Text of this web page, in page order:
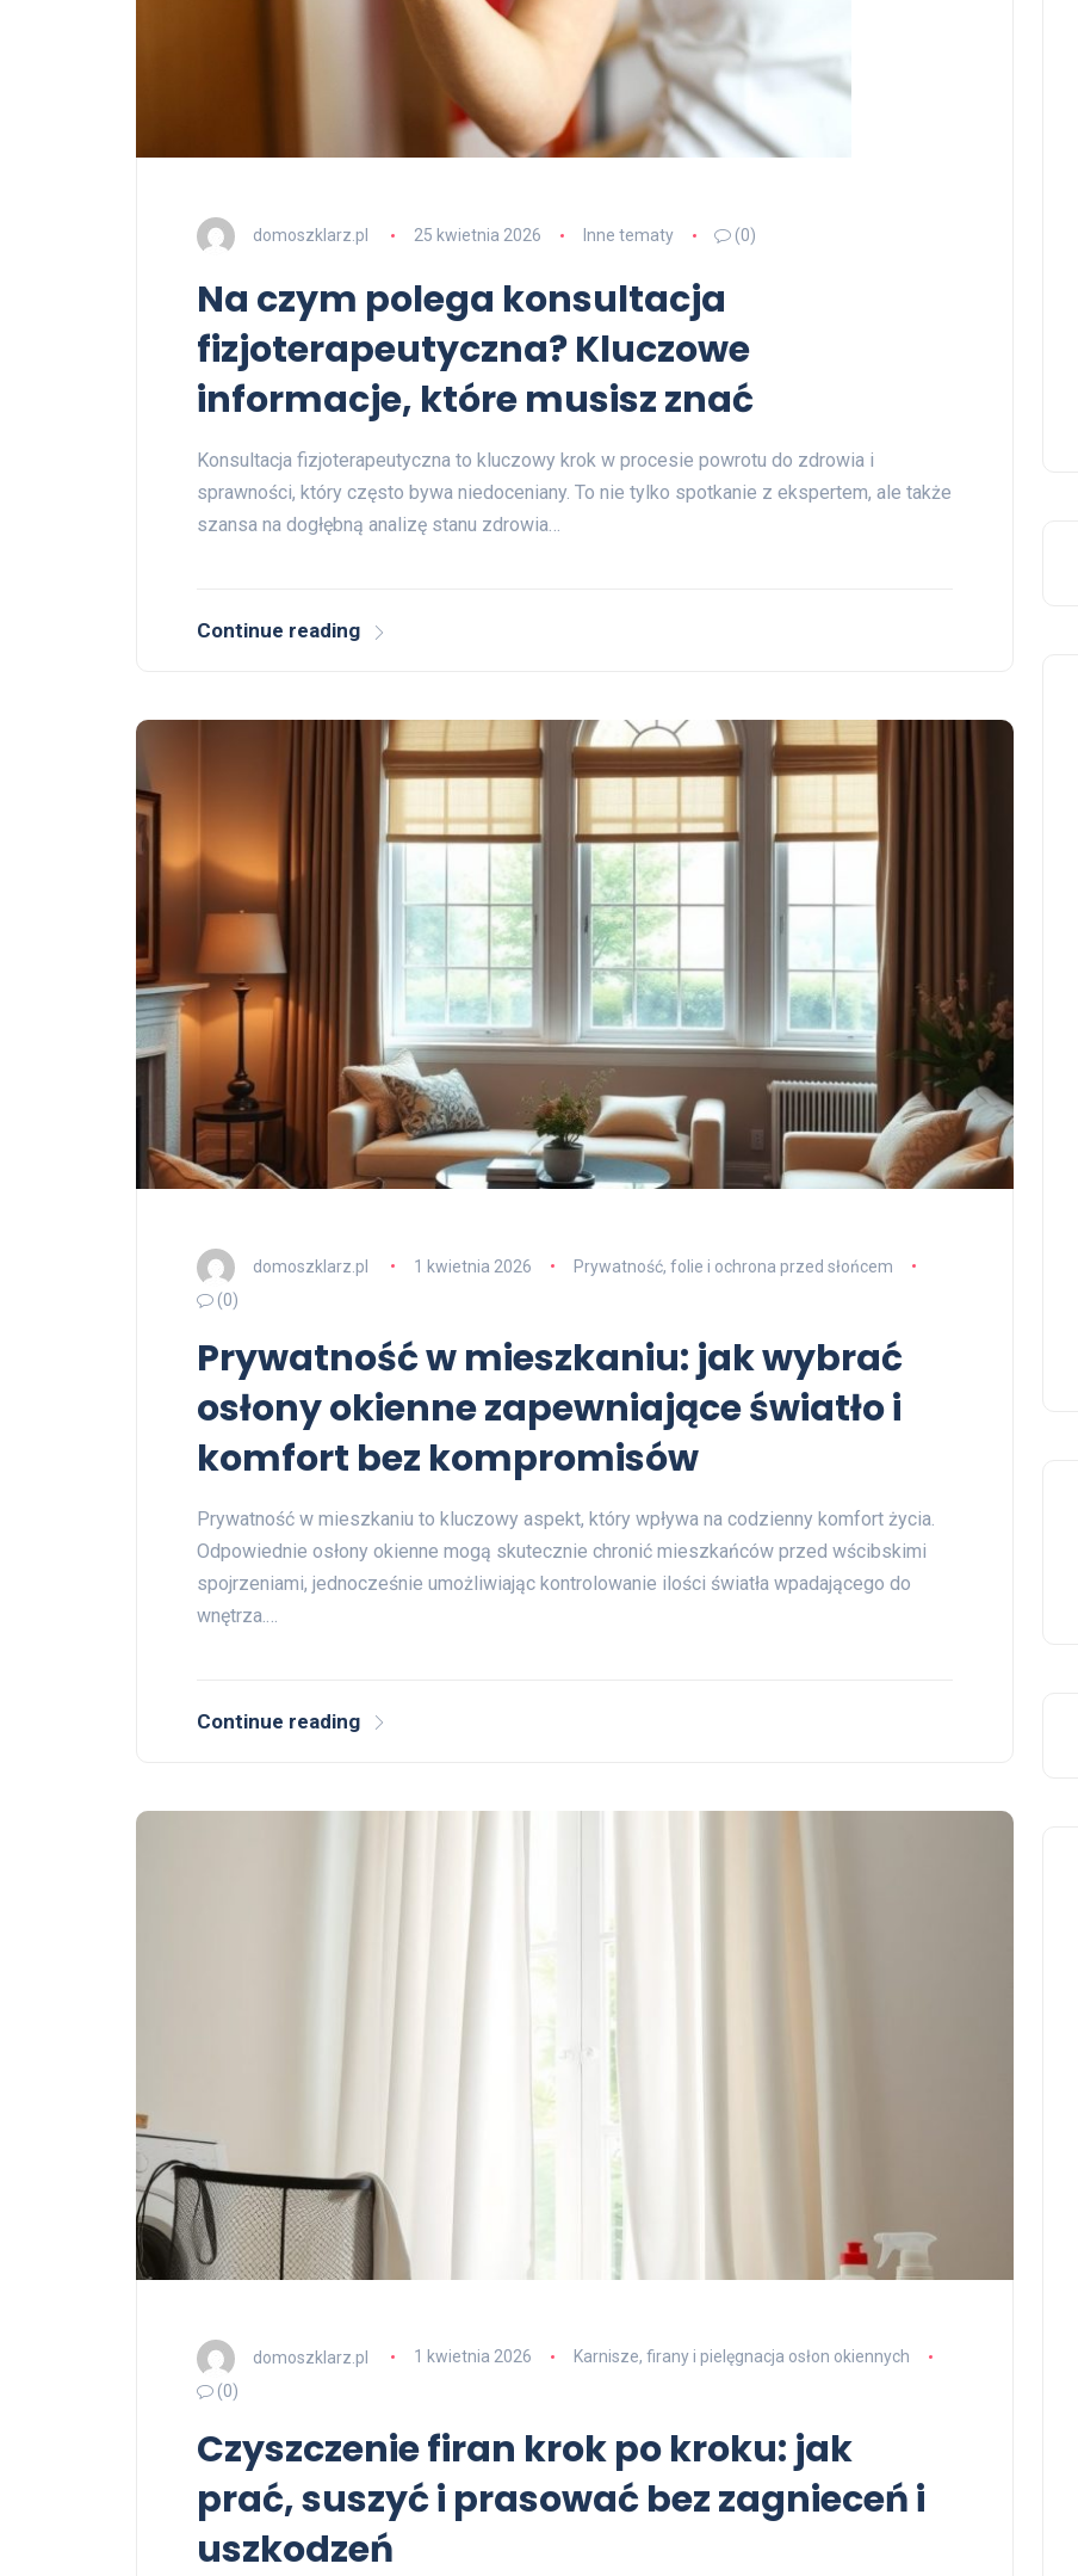
domoszklarz.pl 25 kwietnia 2026 Inne tematy (0)
Na czym polega konsultacja
fizjoterapeutyczna? Kluczowe
informacje, które musisz znać
Konsultacja fizjoterapeutyczna to kluczowy krok w procesie powrotu do zdrowia i
sprawności, który często bywa niedoceniany. To nie tylko spotkanie z ekspertem, ale także
szansa na dogłębną analizę stanu zdrowia…
Continue reading
domoszklarz.pl 1 kwietnia 2026
Prywatność, folie i ochrona przed słońcem
(0)
Prywatność w mieszkaniu: jak wybrać
osłony okienne zapewniające światło i
komfort bez kompromisów
Prywatność w mieszkaniu to kluczowy aspekt, który wpływa na codzienny komfort życia.
Odpowiednie osłony okienne mogą skutecznie chronić mieszkańców przed wścibskimi
spojrzeniami, jednocześnie umożliwiając kontrolowanie ilości światła wpadającego do
wnętrza.…
Continue reading
domoszklarz.pl 1 kwietnia 2026
Karnisze, firany i pielęgnacja osłon okiennych
(0)
Czyszczenie firan krok po kroku: jak
prać, suszyć i prasować bez zagnieceń i
uszkodzeń